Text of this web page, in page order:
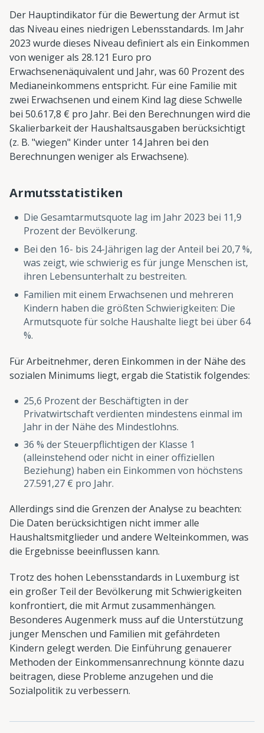
Der Hauptindikator für die Bewertung der Armut ist
das Niveau eines niedrigen Lebensstandards. Im Jahr
2023 wurde dieses Niveau definiert als ein Einkommen
von weniger als 28.121 Euro pro
Erwachsenenäquivalent und Jahr, was 60 Prozent des
Medianeinkommens entspricht. Für eine Familie mit
zwei Erwachsenen und einem Kind lag diese Schwelle
bei 50.617,8 € pro Jahr. Bei den Berechnungen wird die
Skalierbarkeit der Haushaltsausgaben berücksichtigt
(z. B. "wiegen" Kinder unter 14 Jahren bei den
Berechnungen weniger als Erwachsene).
Armutsstatistiken
Die Gesamtarmutsquote lag im Jahr 2023 bei 11,9
Prozent der Bevölkerung.
Bei den 16- bis 24-Jährigen lag der Anteil bei 20,7 %,
was zeigt, wie schwierig es für junge Menschen ist,
ihren Lebensunterhalt zu bestreiten.
Familien mit einem Erwachsenen und mehreren
Kindern haben die größten Schwierigkeiten: Die
Armutsquote für solche Haushalte liegt bei über 64
%.
Für Arbeitnehmer, deren Einkommen in der Nähe des
sozialen Minimums liegt, ergab die Statistik folgendes:
25,6 Prozent der Beschäftigten in der
Privatwirtschaft verdienten mindestens einmal im
Jahr in der Nähe des Mindestlohns.
36 % der Steuerpflichtigen der Klasse 1
(alleinstehend oder nicht in einer offiziellen
Beziehung) haben ein Einkommen von höchstens
27.591,27 € pro Jahr.
Allerdings sind die Grenzen der Analyse zu beachten:
Die Daten berücksichtigen nicht immer alle
Haushaltsmitglieder und andere Welteinkommen, was
die Ergebnisse beeinflussen kann.
Trotz des hohen Lebensstandards in Luxemburg ist
ein großer Teil der Bevölkerung mit Schwierigkeiten
konfrontiert, die mit Armut zusammenhängen.
Besonderes Augenmerk muss auf die Unterstützung
junger Menschen und Familien mit gefährdeten
Kindern gelegt werden. Die Einführung genauerer
Methoden der Einkommensanrechnung könnte dazu
beitragen, diese Probleme anzugehen und die
Sozialpolitik zu verbessern.